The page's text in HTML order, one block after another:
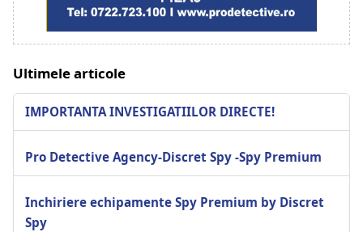
Ultimele articole
IMPORTANTA INVESTIGATIILOR DIRECTE!
Pro Detective Agency-Discret Spy -Spy Premium
Inchiriere echipamente Spy Premium by Discret
Spy